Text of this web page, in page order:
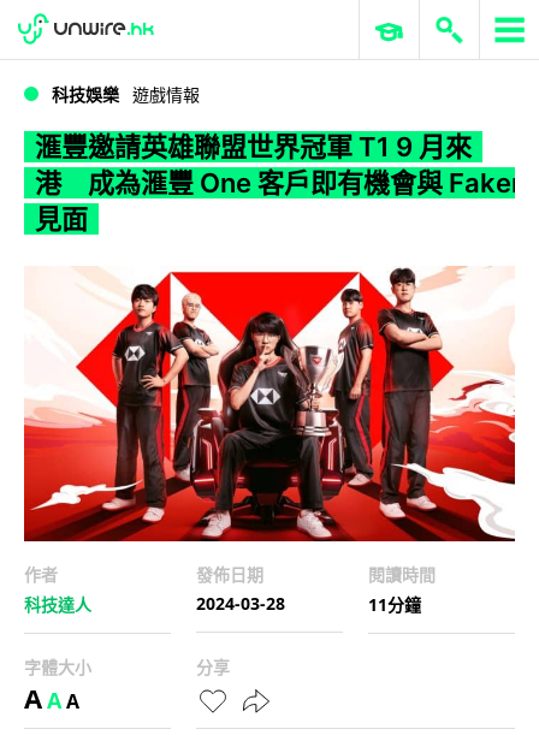
WWDC 2026 ERP 與商業 AI
科技娛樂 遊戲情報
滙豐邀請英雄聯盟世界冠軍 T1 9 月來
港 成為滙豐 One 客戶即有機會與 Faker
見面
作者
科技達人
發佈日期
2024-03-28
閱讀時間
11分鐘
字體大小
AAA
分享